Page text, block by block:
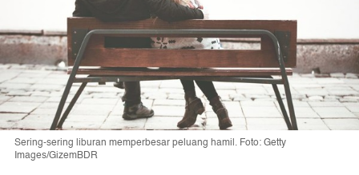
Sering-sering liburan memperbesar peluang hamil. Foto: Getty
Images/GizemBDR